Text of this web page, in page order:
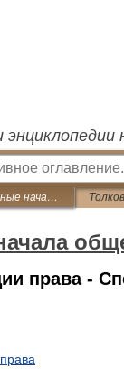
энциклопедии
Элементарные начала общей теории права
права -